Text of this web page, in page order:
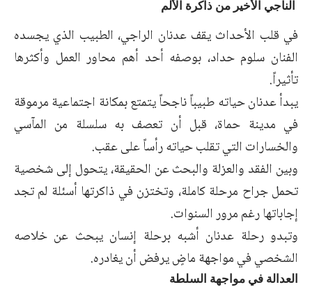
الناجي الأخير من ذاكرة الألم
في قلب الأحداث يقف عدنان الراجي، الطبيب الذي يجسده
الفنان سلوم حداد، بوصفه أحد أهم محاور العمل وأكثرها
تأثيراً.
يبدأ عدنان حياته طبيباً ناجحاً يتمتع بمكانة اجتماعية مرموقة
في مدينة حماة، قبل أن تعصف به سلسلة من المآسي
والخسارات التي تقلب حياته رأساً على عقب.
وبين الفقد والعزلة والبحث عن الحقيقة، يتحول إلى شخصية
تحمل جراح مرحلة كاملة، وتختزن في ذاكرتها أسئلة لم تجد
إجاباتها رغم مرور السنوات.
وتبدو رحلة عدنان أشبه برحلة إنسان يبحث عن خلاصه
الشخصي في مواجهة ماضٍ يرفض أن يغادره.
العدالة في مواجهة السلطة